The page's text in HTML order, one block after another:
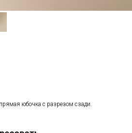
юбочка с разрезом сзади.